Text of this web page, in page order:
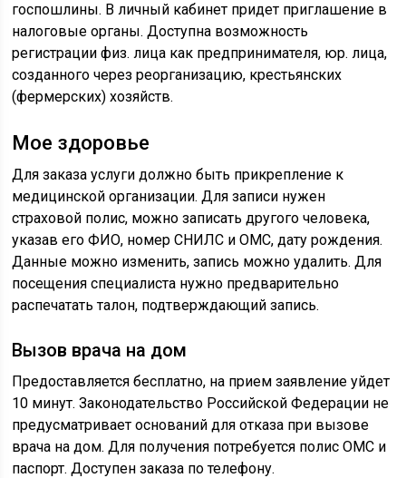
госпошлины. В личный кабинет придет приглашение в
налоговые органы. Доступна возможность
регистрации физ. лица как предпринимателя, юр. лица,
созданного через реорганизацию, крестьянских
(фермерских) хозяйств.
Мое здоровье
Для заказа услуги должно быть прикрепление к
медицинской организации. Для записи нужен
страховой полис, можно записать другого человека,
указав его ФИО, номер СНИЛС и ОМС, дату рождения.
Данные можно изменить, запись можно удалить. Для
посещения специалиста нужно предварительно
распечатать талон, подтверждающий запись.
Вызов врача на дом
Предоставляется бесплатно, на прием заявление уйдет
10 минут. Законодательство Российской Федерации не
предусматривает оснований для отказа при вызове
врача на дом. Для получения потребуется полис ОМС и
паспорт. Доступен заказа по телефону.